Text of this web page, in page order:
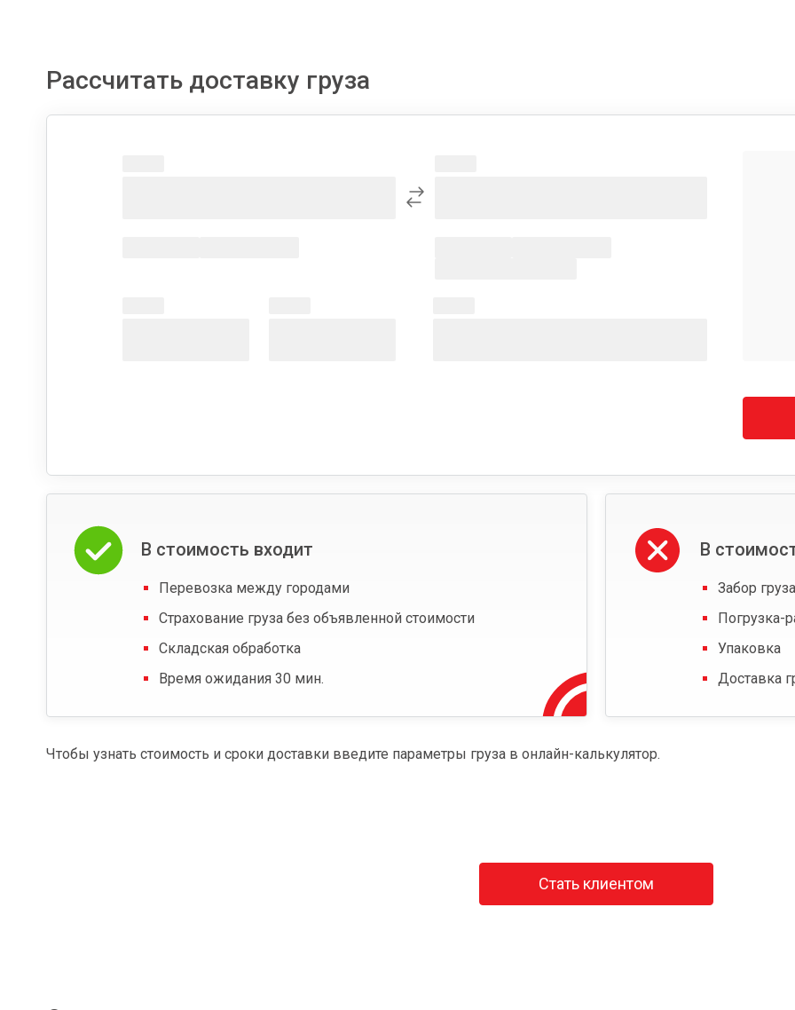
Рассчитать доставку груза
В стоимость входит
Перевозка между городами
Страхование груза без объявленной стоимости
Складская обработка
Время ожидания 30 мин.
В
Забор
Погрузка-
Упаковка
Доставка
Чтобы узнать стоимость и сроки доставки введите параметры груза в онлайн-калькулятор.
Стать клиентом